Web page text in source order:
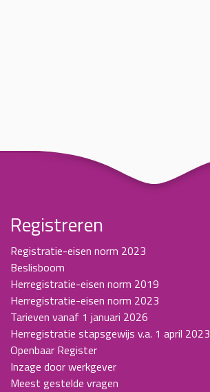
Registreren
Registratie-eisen norm 2023
Beslisboom
Herregistratie-eisen norm 2019
Herregistratie-eisen norm 2023
Tarieven vanaf 1 januari 2026
Herregistratie stapsgewijs v.a. 1 april 2023
Openbaar Register
Inzage door werkgever
Meest gestelde vragen